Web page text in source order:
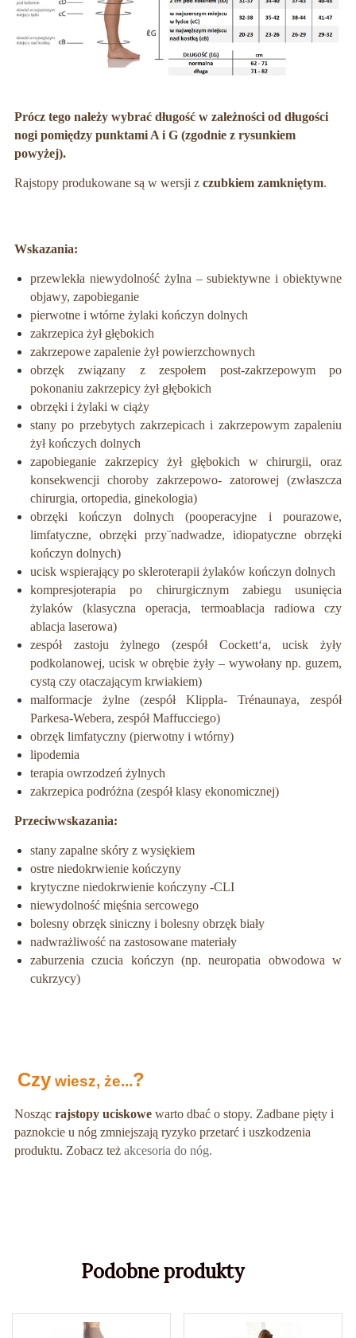
Prócz tego należy wybrać długość w zależności od długości
nogi pomiędzy punktami A i G (zgodnie z rysunkiem
powyżej).
Rajstopy produkowane są w wersji z czubkiem zamkniętym.
Wskazania:
przewlekła niewydolność żylna – subiektywne i obiektywne
objawy, zapobieganie
pierwotne i wtórne żylaki kończyn dolnych
zakrzepica żył głębokich
zakrzepowe zapalenie żył powierzchownych
obrzęk związany z zespołem post-zakrzepowym po
pokonaniu zakrzepicy żył głębokich
obrzęki i żylaki w ciąży
stany po przebytych zakrzepicach i zakrzepowym zapaleniu
żył kończych dolnych
zapobieganie zakrzepicy żył głębokich w chirurgii, oraz
konsekwencji choroby zakrzepowo- zatorowej (zwłaszcza
chirurgia, ortopedia, ginekologia)
obrzęki kończyn dolnych (pooperacyjne i pourazowe,
limfatyczne, obrzęki przy¨nadwadze, idiopatyczne obrzęki
kończyn dolnych)
ucisk wspierający po skleroterapii żylaków kończyn dolnych
kompresjoterapia po chirurgicznym zabiegu usunięcia
żylaków (klasyczna operacja, termoablacja radiowa czy
ablacja laserowa)
zespół zastoju żylnego (zespół Cockett‘a, ucisk żyły
podkolanowej, ucisk w obrębie żyły – wywołany np. guzem,
cystą czy otaczającym krwiakiem)
malformacje żylne (zespół Klippla- Trénaunaya, zespół
Parkesa-Webera, zespół Maffucciego)
obrzęk limfatyczny (pierwotny i wtórny)
lipodemia
terapia owrzodzeń żylnych
zakrzepica podróżna (zespół klasy ekonomicznej)
Przeciwwskazania:
stany zapalne skóry z wysiękiem
ostre niedokrwienie kończyny
krytyczne niedokrwienie kończyny -CLI
niewydolność mięśnia sercowego
bolesny obrzęk siniczny i bolesny obrzęk biały
nadwrażliwość na zastosowane materiały
zaburzenia czucia kończyn (np. neuropatia obwodowa w
cukrzycy)
Czy wiesz, że...?
Nosząc rajstopy uciskowe warto dbać o stopy. Zadbane pięty i
paznokcie u nóg zmniejszają ryzyko przetarć i uszkodzenia
produktu. Zobacz też akcesoria do nóg.
Podobne produkty